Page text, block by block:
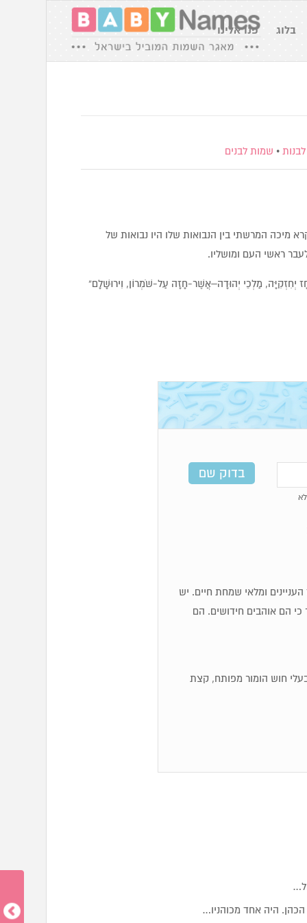
בלוג פנו אלינו
• שמות לבנים
מיכה המרשתי בין הנבואות שלו היו נבואות של
ראשי העם ומושליו.
יְחִזְקִיָּה, מַלְכֵי יְהוּדָה–אֲשֶׁר-חָזָה עַל-שֹׁמְרוֹן, וִירוּשָׁלִָם”
העניינים ומלאי שמחת חיים. יש
כי הם אוהבים חידושים. הם
בעלי חוש הומור מפותח, קצת
היה אחד מכוהניו…